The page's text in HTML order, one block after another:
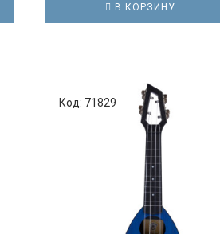
В КОРЗИНУ
Код: 71829